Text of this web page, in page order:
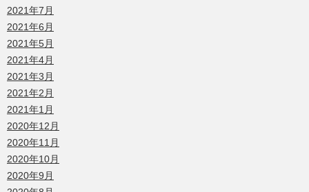
2021年7月
2021年6月
2021年5月
2021年4月
2021年3月
2021年2月
2021年1月
2020年12月
2020年11月
2020年10月
2020年9月